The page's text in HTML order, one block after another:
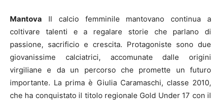
Mantova Il calcio femminile mantovano continua a
coltivare talenti e a regalare storie che parlano di
passione, sacrificio e crescita. Protagoniste sono due
giovanissime calciatrici, accomunate dalle origini
virgiliane e da un percorso che promette un futuro
importante. La prima è Giulia Caramaschi, classe 2010,
che ha conquistato il titolo regionale Gold Under 17 con il